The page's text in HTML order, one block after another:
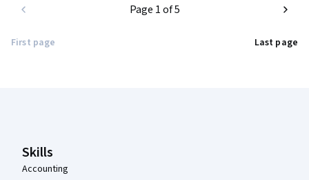
First page
Page 1 of 5
Last page
Skills
Accounting